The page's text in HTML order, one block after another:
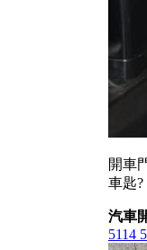
開車
車匙?
汽車
5114